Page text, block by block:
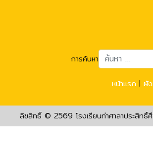
การค้นหา
หน้าแรก | ผั
ลิขสิทธิ์ © 2569 โรงเรียนท่าศาลาประสิทธิ์